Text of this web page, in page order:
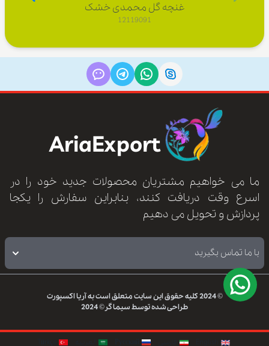
غنچه گل محمدی خشک
12119091
AriaExport
ما می خواهیم مشتریان محصولات جدید خود را در
اسرع وقت دریافت کنند، بنابراین سفارش را یکجا
پردازش و تحویل می دهیم
با ما تماس بگیرید
© 2024 کلیه حقوق این سایت متعلق است بهآریا اکسپورت
طراحی شده توسطسیماگر© 2024
Türkçe